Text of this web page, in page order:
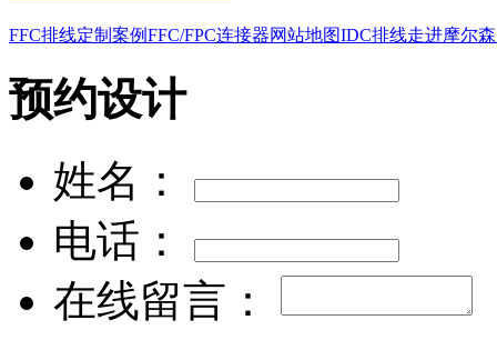
FFC排线定制案例FFC/FPC连接器网站地图IDC排线走进摩尔森
预约设计
姓名：
电话：
在线留言：